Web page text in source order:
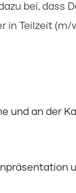
bei, dass
in Teilzeit
und an der